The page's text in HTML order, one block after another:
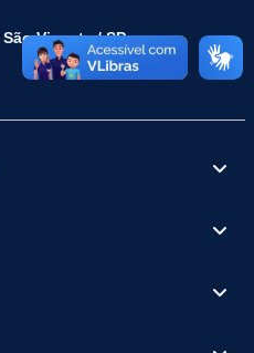
Vicente / SP